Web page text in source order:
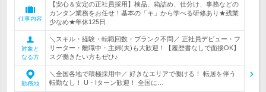
仕事内容
【安心＆安定の正社員採用】検品、箱詰め、仕分け、事務などの
カンタン業務をお任せ！基本の「キ」から学べる研修あり★残業
少なめ★年休125日
対象と
なる方
＼スキル・経験・転職回数・ブランク不問／ 正社員デビュー・フ
リーター・離職中・主婦(夫)も大歓迎！【履歴書なしで面接OK】
スグ働きたい方もぜひ♪
勤務地
＼全国各地で積極採用中／ 好きなエリアで働ける！ 転居を伴う
転勤なし！ U・Iターン歓迎！ 全国に…